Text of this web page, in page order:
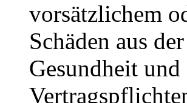
vorsätzlichem
Schäden aus
Gesundheit